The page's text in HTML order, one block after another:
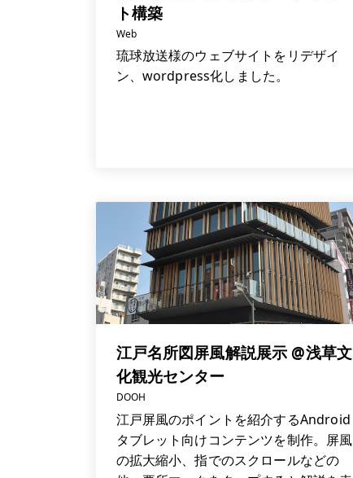
ト構築
Web
琉球放送様のウェブサイトをリデザイ
ン、wordpress化しました。
江戸名所図屏風解説展示 @浅草文
化観光センター
DOOH
江戸屏風のポイントを紹介するAndroid
タブレット向けコンテンツを制作。屏風
の拡大縮小、指でのスクロールなどの